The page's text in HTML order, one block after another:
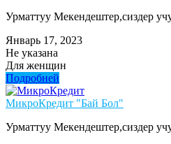
Урматтуу Мекендештер,сиздер
Январь 17, 2023
Не указана
Для женщин
Подробней
МикроКредит "Бай Бол"
Урматтуу Мекендештер,сиздер